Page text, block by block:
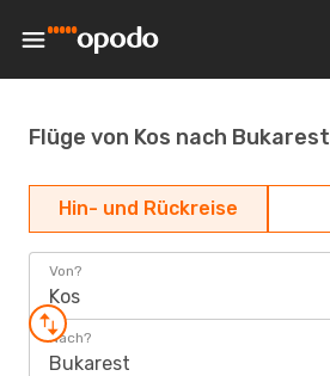
Flüge von Kos nach Bukarest
Hin- und Rückreise
Von?
Kos
Nach?
Bukarest